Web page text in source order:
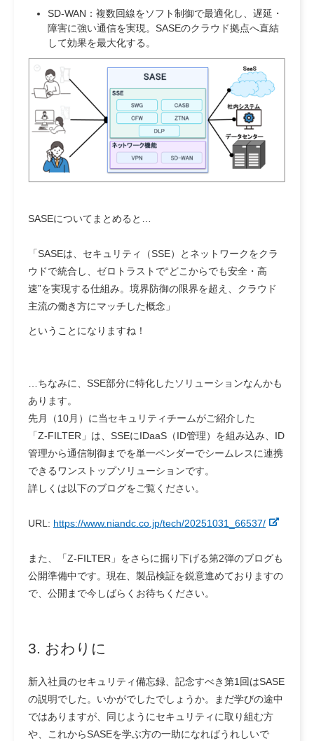
SD-WAN：複数回線をソフト制御で最適化し、遅延・
障害に強い通信を実現。SASEのクラウド拠点へ直結
して効果を最大化する。
SASEについてまとめると…
「SASEは、セキュリティ（SSE）とネットワークをクラ
ウドで統合し、ゼロトラストで“どこからでも安全・高
速”を実現する仕組み。境界防御の限界を超え、クラウド
主流の働き方にマッチした概念」
ということになりますね！
…ちなみに、SSE部分に特化したソリューションなんかも
あります。
先月（10月）に当セキュリティチームがご紹介した
「Z‑FILTER」は、SSEにIDaaS（ID管理）を組み込み、ID
管理から通信制御までを単一ベンダーでシームレスに連携
できるワンストップソリューションです。
詳しくは以下のブログをご覧ください。
URL: https://www.niandc.co.jp/tech/20251031_66537/
また、「Z‑FILTER」をさらに掘り下げる第2弾のブログも
公開準備中です。現在、製品検証を鋭意進めておりますの
で、公開まで今しばらくお待ちください。
3. おわりに
新入社員のセキュリティ備忘録、記念すべき第1回はSASE
の説明でした。いかがでしたでしょうか。まだ学びの途中
ではありますが、同じようにセキュリティに取り組む方
や、これからSASEを学ぶ方の一助になればうれしいで